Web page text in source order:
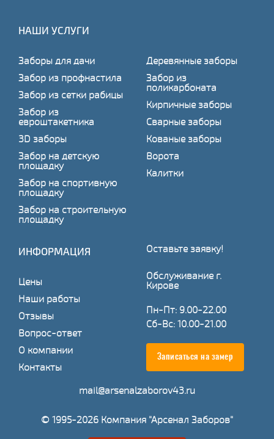
НАШИ УСЛУГИ
Заборы для дачи
Забор из профнастила
Забор из сетки рабицы
Забор из
евроштакетника
3D заборы
Забор на детскую
площадку
Забор на спортивную
площадку
Забор на строительную
площадку
Деревянные заборы
Забор из
поликарбоната
Кирпичные заборы
Сварные заборы
Кованые заборы
Ворота
Калитки
ИНФОРМАЦИЯ
Цены
Наши работы
Отзывы
Вопрос-ответ
О компании
Контакты
Оставьте заявку!
Обслуживание г.
Кирове
Пн-Пт: 9.00-22.00
Сб-Вс: 10.00-21.00
Записаться на замер
mail@arsenalzaborov43.ru
© 1995-2026 Компания "Арсенал Заборов"